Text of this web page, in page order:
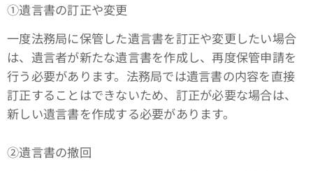
①遺言書の訂正や変更
一度法務局に保管した遺言書を訂正や変更したい場合
は、遺言者が新たな遺言書を作成し、再度保管申請を
行う必要があります。法務局では遺言書の内容を直接
訂正することはできないため、訂正が必要な場合は、
新しい遺言書を作成する必要があります。
➁遺言書の撤回